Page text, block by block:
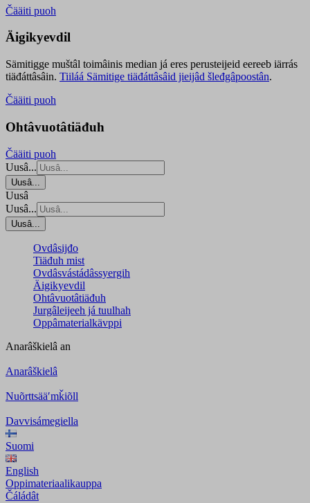
Čääiti puoh
Äigikyevdil
Sämitigge muštâl toimâinis median já eres perusteijeid eereeb iärrás
tiäđáttâsâin. Tiiláá Sämitige tiäđáttâsâid jieijâd šleđgâpoostân.
Čääiti puoh
Ohtâvuotâtiäđuh
Čääiti puoh
Uusâ...
Uusâ...
Uusâ
Uusâ...
Uusâ...
Ovdâsijđo
Tiäđuh mist
Ovdâsvástádâssyergih
Äigikyevdil
Ohtâvuotâtiäđuh
Jurgâleijeeh já tuulhah
Oppâmaterialkävppi
Anarâškielâ an
Anarâškielâ
Nuõrttsääʹmǩiõll
Davvisámegiella
Suomi
English
Oppimateriaalikauppa
Čáládât